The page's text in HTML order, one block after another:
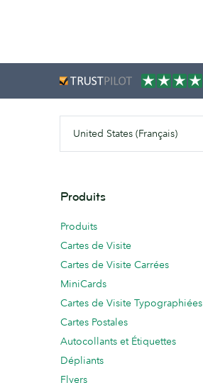
United States (Français)
Produits
Produits
Cartes de Visite
Cartes de Visite Carrées
MiniCards
Cartes de Visite Typographiées
Cartes Postales
Autocollants et Étiquettes
Dépliants
Flyers